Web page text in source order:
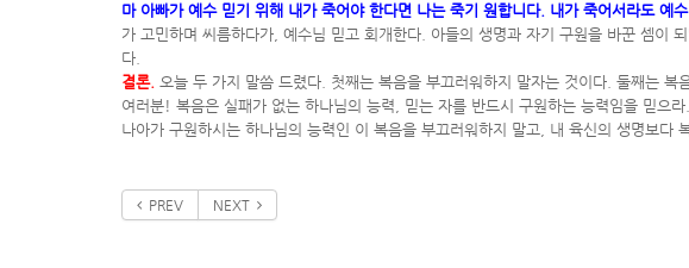
마 아빠가 예수 믿기 위해 내가 죽어야 한다면 나는 죽기 원합니다. 내가 죽어서라도 예수
가 고민하며 씨름하다가, 예수님 믿고 회개한다. 아들의 생명과 자기 구원을 바꾼 셈이
다.
결론. 오늘 두 가지 말씀 드렸다. 첫째는 복음을 부끄러워하지 말자는 것이다. 둘째는 복
여러분! 복음은 실패가 없는 하나님의 능력, 믿는 자를 반드시 구원하는 능력임을 믿으
나아가 구원하시는 하나님의 능력인 이 복음을 부끄러워하지 말고, 내 육신의 생명보다
PREV NEXT